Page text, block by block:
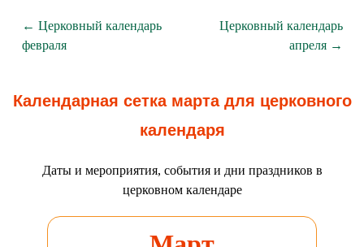
← Церковный календарь
февраля
Церковный календарь
апреля →
Календарная сетка марта для церковного
календаря
Даты и мероприятия, события и дни праздников в
церковном календаре